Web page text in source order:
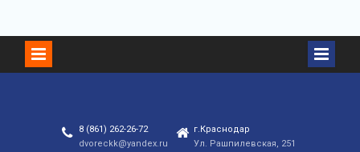
Перейти
контенту
8 (861) 262-26-72
dvoreckk@yandex.ru
г.Краснодар
Ул. Рашпилевская, 251